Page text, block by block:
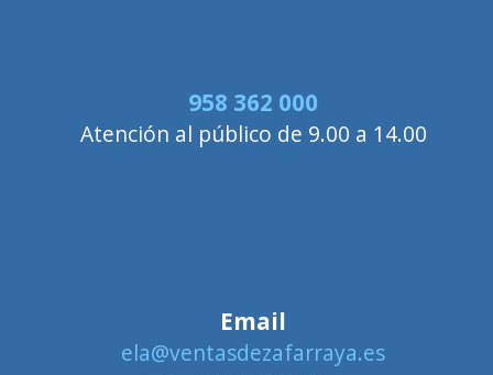
958 362 000
Atención al público de 9.00 a 14.00
Email
ela@ventasdezafarraya.es